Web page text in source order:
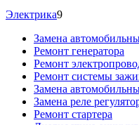
Электрика9
Замена
Ремонт генератора
Ремонт
Ремонт системы
Замена
Замена реле
Ремонт стартера